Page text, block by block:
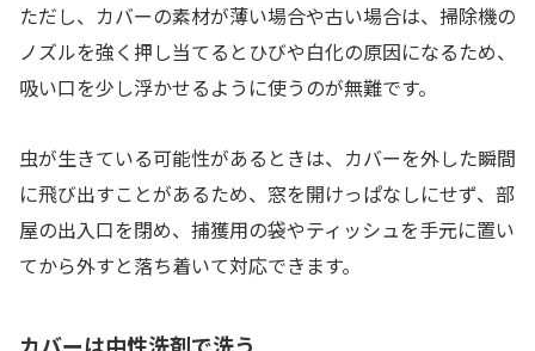
ただし、カバーの素材が薄い場合や古い場合は、掃除機の
ノズルを強く押し当てるとひびや白化の原因になるため、
吸い口を少し浮かせるように使うのが無難です。
虫が生きている可能性があるときは、カバーを外した瞬間
に飛び出すことがあるため、窓を開けっぱなしにせず、部
屋の出入口を閉め、捕獲用の袋やティッシュを手元に置い
てから外すと落ち着いて対応できます。
カバーは中性洗剤で洗う